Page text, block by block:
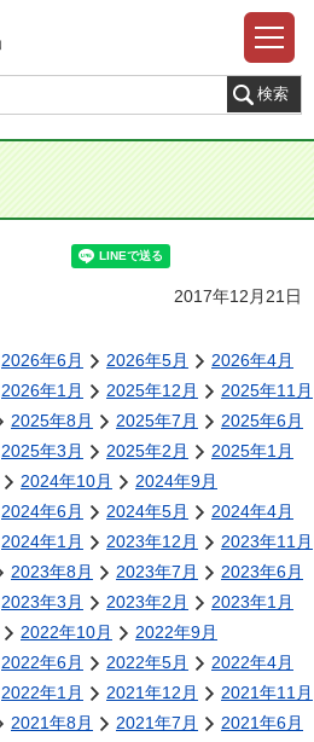
2017年12月21日
2026年6月 2026年5月
2026年4月
2026年1月 2025年12月
2025年11月
2025年8月 2025年7月
2025年6月
2025年3月 2025年2月
2025年1月
2024年10月
2024年9月
2024年6月 2024年5月
2024年4月
2024年1月 2023年12月
2023年11月
2023年8月 2023年7月
2023年6月
2023年3月 2023年2月
2023年1月
2022年10月
2022年9月
2022年6月 2022年5月
2022年4月
2022年1月 2021年12月
2021年11月
2021年8月 2021年7月
2021年6月